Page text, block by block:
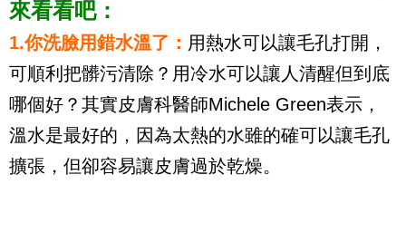
來看看吧：
1.你洗臉用錯水溫了： 用熱水可以讓毛孔打開，
可順利把髒污清除？用冷水可以讓人清醒但到底
哪個好？其實皮膚科醫師Michele Green表示，
溫水是最好的，因為太熱的水雖的確可以讓毛孔
擴張，但卻容易讓皮膚過於乾燥。